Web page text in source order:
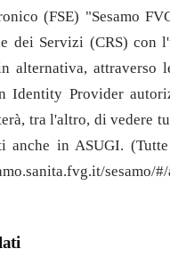
(FSE) "Sesamo
dei Servizi (CRS) con
alternativa, attraverso
Identity Provider
tra l'altro, di vedere
anche in ASUGI.
sesamo/